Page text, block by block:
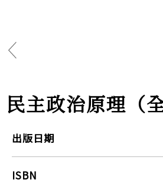
民主政治原理（
出版日期
ISBN